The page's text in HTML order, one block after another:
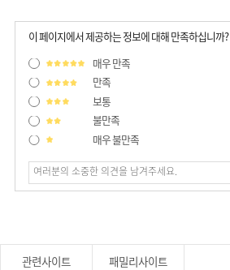
이 페이지에서 제공하는 정보에 대해 만족하십니까?
매우 만족
만족
보통
불만족
매우 불만족
관련사이트 패밀리사이트